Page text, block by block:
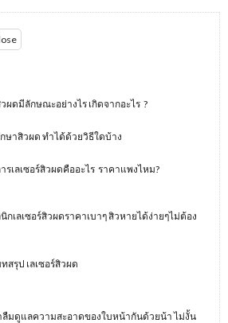
ผดมีลักษณะอย่างไร เกิดจากอะไร ?
ษาสิวผด ทำได้ด้วยวิธีใดบ้าง
รเลเซอร์สิวผดคืออะไร ราคาแพงไหม?
กเลเซอร์สิวผดราคาเบาๆ สิวหายได้ง่ายๆไม่ต้อง
สรุป เลเซอร์สิวผด
มดูแลความสะอาดของใบหน้ากันด้วยน้า ไม่งั้น